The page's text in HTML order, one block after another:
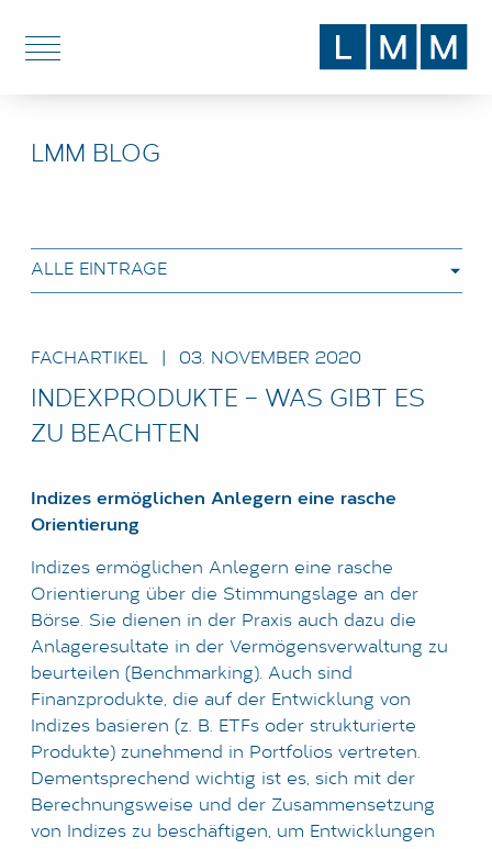
DIENSTLEISTUNGEN
BLOG
STANDORTE
LOGIN
DATENSCHUTZ
IMPRESSUM
LMM BLOG
FACHARTIKEL 03. NOVEMBER 2020
INDEXPRODUKTE – WAS GIBT ES
ZU BEACHTEN
Indizes ermöglichen Anlegern eine rasche
Orientierung
Indizes ermöglichen Anlegern eine rasche
Orientierung über die Stimmungslage an der
Börse. Sie dienen in der Praxis auch dazu die
Anlageresultate in der Vermögensverwaltung zu
beurteilen (Benchmarking). Auch sind
Finanzprodukte, die auf der Entwicklung von
Indizes basieren (z. B. ETFs oder strukturierte
Produkte) zunehmend in Portfolios vertreten.
Dementsprechend wichtig ist es, sich mit der
Berechnungsweise und der Zusammensetzung
von Indizes zu beschäftigen, um Entwicklungen